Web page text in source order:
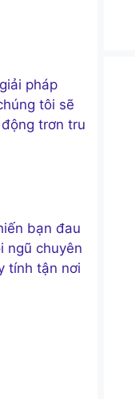
pháp
tôi sẽ
trơn tru
bạn đau
ngũ chuyên
tính tận nơi